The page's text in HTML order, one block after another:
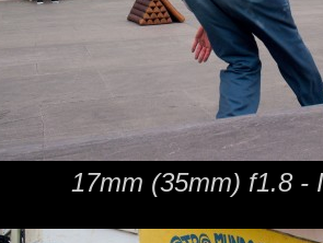
17mm (35mm) f1.8 -